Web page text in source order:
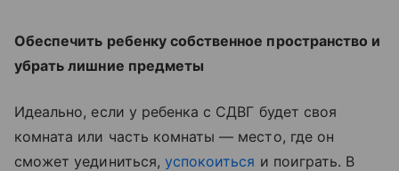
Обеспечить ребенку собственное пространство и
убрать лишние предметы
Идеально, если у ребенка с СДВГ будет своя
комната или часть комнаты — место, где он
сможет уединиться, успокоиться и поиграть. В